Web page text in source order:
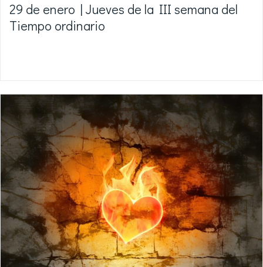
29 de enero | Jueves de la III semana del
Tiempo ordinario